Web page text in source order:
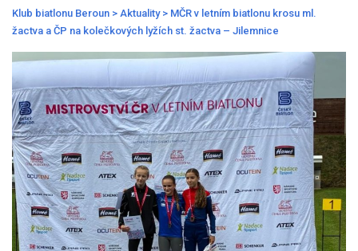
Klub biatlonu Beroun > Aktuality> MČR v letním biatlonu krosu ml.
žactva a ČP na kolečkových lyžích st. žactva – Jilemnice